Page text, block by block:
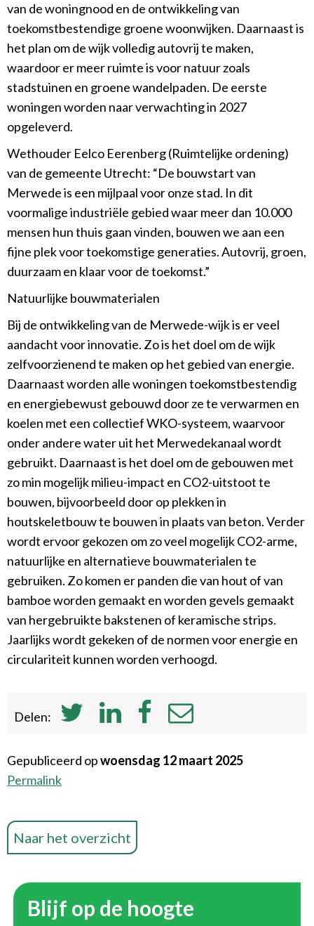
van de woningnood en de ontwikkeling van
toekomstbestendige groene woonwijken. Daarnaast is
het plan om de wijk volledig autovrij te maken,
waardoor er meer ruimte is voor natuur zoals
stadstuinen en groene wandelpaden. De eerste
woningen worden naar verwachting in 2027
opgeleverd.
Wethouder Eelco Eerenberg (Ruimtelijke ordening)
van de gemeente Utrecht: “De bouwstart van
Merwede is een mijlpaal voor onze stad. In dit
voormalige industriële gebied waar meer dan 10.000
mensen hun thuis gaan vinden, bouwen we aan een
fijne plek voor toekomstige generaties. Autovrij, groen,
duurzaam en klaar voor de toekomst.”
Natuurlijke bouwmaterialen
Bij de ontwikkeling van de Merwede-wijk is er veel
aandacht voor innovatie. Zo is het doel om de wijk
zelfvoorzienend te maken op het gebied van energie.
Daarnaast worden alle woningen toekomstbestendig
en energiebewust gebouwd door ze te verwarmen en
koelen met een collectief WKO-systeem, waarvoor
onder andere water uit het Merwedekanaal wordt
gebruikt. Daarnaast is het doel om de gebouwen met
zo min mogelijk milieu-impact en CO2-uitstoot te
bouwen, bijvoorbeeld door op plekken in
houtskeletbouw te bouwen in plaats van beton. Verder
wordt ervoor gekozen om zo veel mogelijk CO2-arme,
natuurlijke en alternatieve bouwmaterialen te
gebruiken. Zo komen er panden die van hout of van
bamboe worden gemaakt en worden gevels gemaakt
van hergebruikte bakstenen of keramische strips.
Jaarlijks wordt gekeken of de normen voor energie en
circulariteit kunnen worden verhoogd.
Delen:
Gepubliceerd opwoensdag 12 maart 2025
Permalink
Naar het overzicht
Blijf op de hoogte